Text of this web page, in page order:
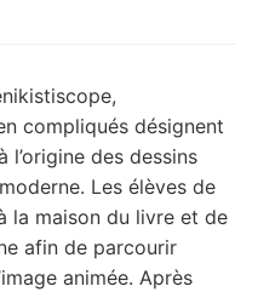
compliqués désignent
des dessins
Les élèves de
la maison du livre et de
afin de parcourir
animée. Après